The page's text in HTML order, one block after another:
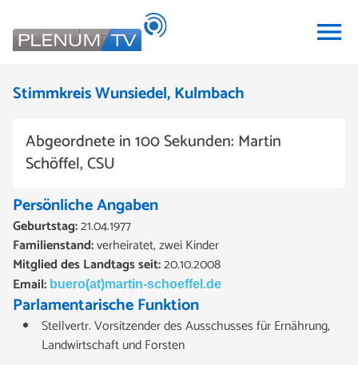
menu
Stimmkreis Wunsiedel, Kulmbach
Abgeordnete in 100 Sekunden: Martin
Schöffel, CSU
Persönliche Angaben
Geburtstag:21.04.1977
Familienstand:verheiratet, zwei Kinder
Mitglied des Landtags seit:20.10.2008
Email: buero(at)martin-schoeffel.de
Parlamentarische Funktion
Stellvertr. Vorsitzender des Ausschusses für Ernährung,
Landwirtschaft und Forsten